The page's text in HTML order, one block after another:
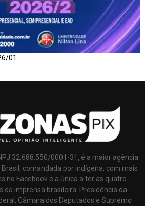
01
32.688.550/0001-31, é a maior agência
comandada por indígena, com mais
no Facebook e a única a ter as quatro
da imprensa brasileira: Presidência da
Câmara dos Deputados e Supremo